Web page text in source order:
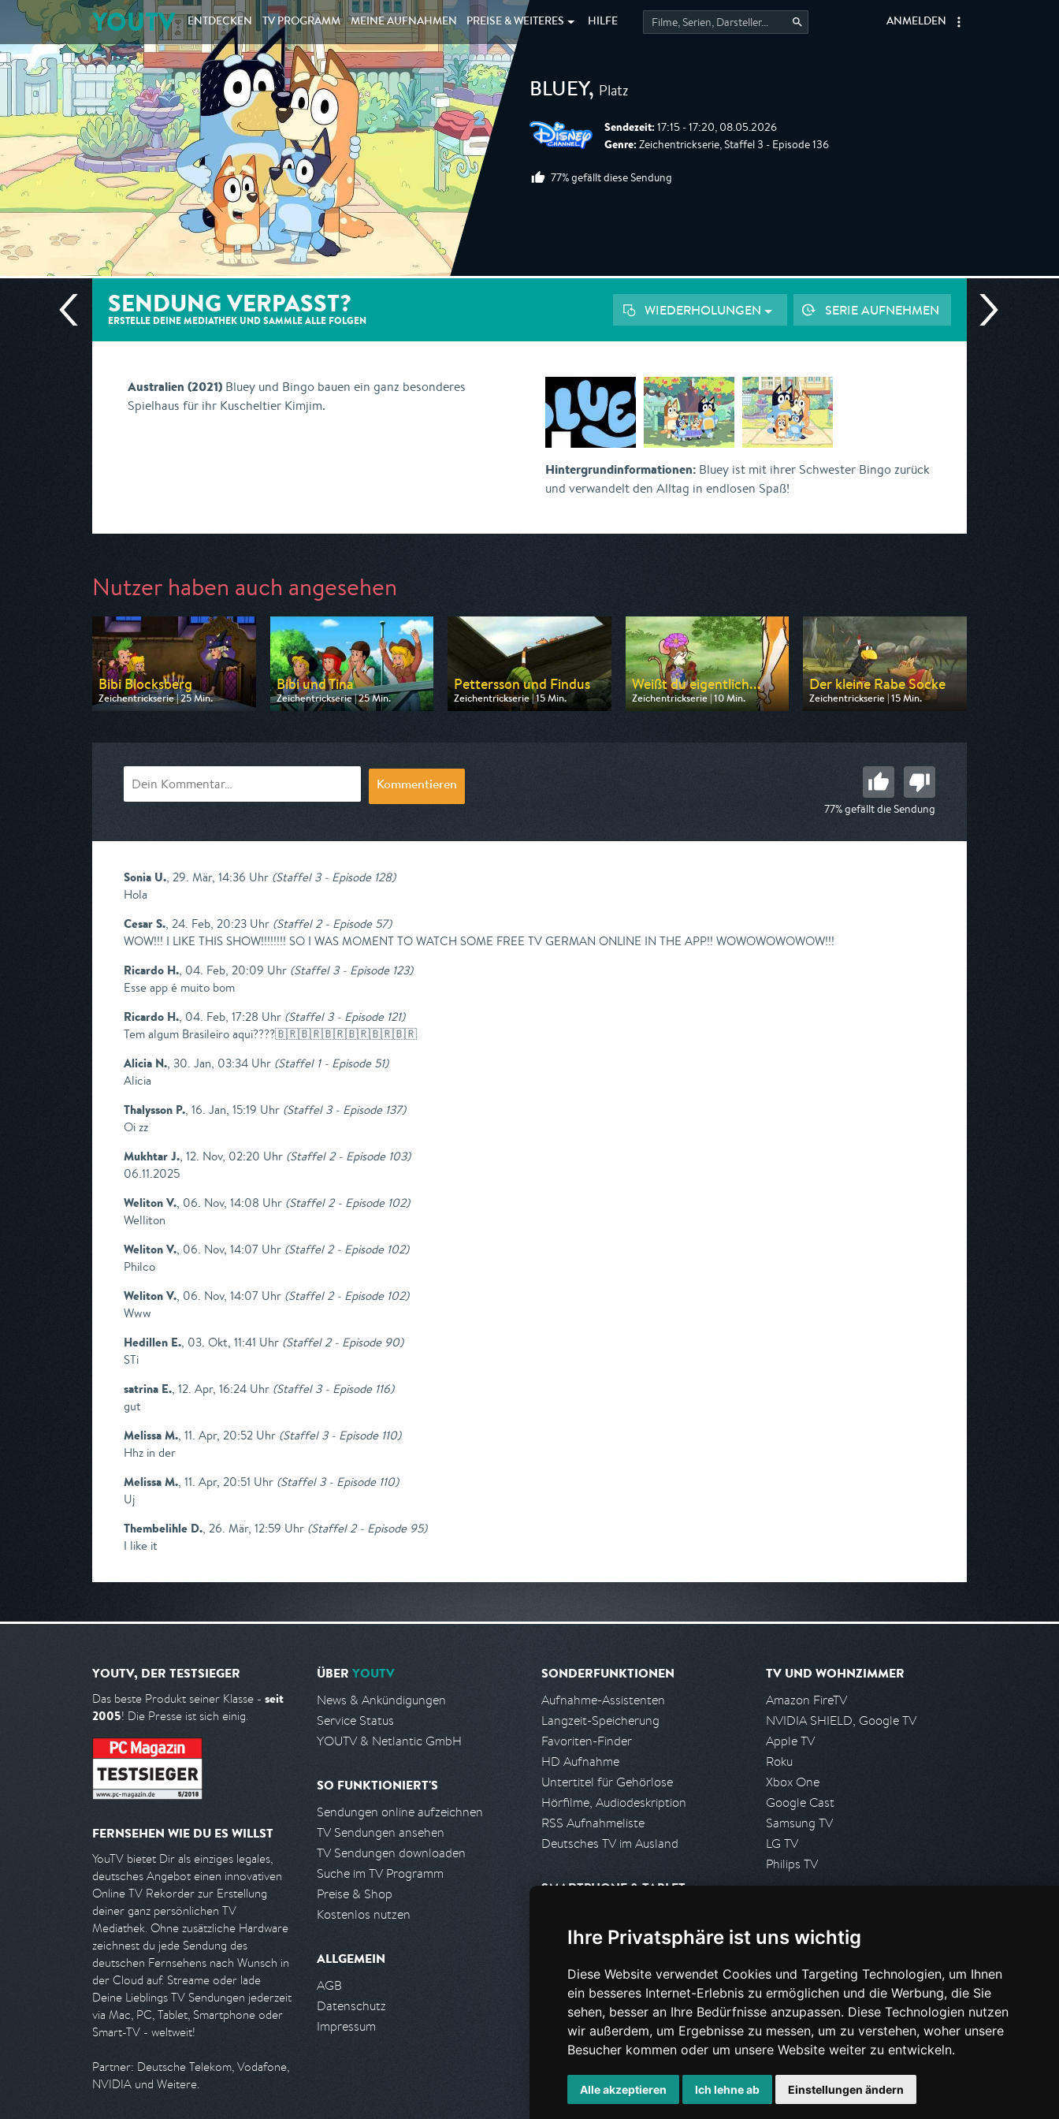
Ihre Privatsphäre ist uns wichtig
Diese Website verwendet Cookies und Targeting Technologien, um Ihnen
ein besseres Internet-Erlebnis zu ermöglichen und die Werbung, die Sie
sehen, besser an Ihre Bedürfnisse anzupassen. Diese Technologien nutzen
wir außerdem, um Ergebnisse zu messen, um zu verstehen, woher unsere
Besucher kommen oder um unsere Website weiter zu entwickeln.
Alle akzeptieren Ich lehne ab Einstellungen ändern
YOUTV ENTDECKEN TV PROGRAMM MEINEAUFNAHMEN PREISE & WEITERES HILFE ANMELDEN
BLUEY, Platz
Sendezeit: 17:15 - 17:20, 08.05.2026
Genre: Zeichentrickserie, Staffel 3 - Episode 136
77% gefällt diese Sendung
SENDUNG VERPASST?
ERSTELLE DEINE MEDIATHEK UND SAMMLE ALLE FOLGEN
SERIE AUFNEHMEN
WIEDERHOLUNGEN
Australien (2021) Bluey und Bingo bauen ein ganz besonderes
Spielhaus für ihr Kuscheltier Kimjim.
Hintergrundinformationen: Bluey ist mit ihrer Schwester Bingo zurück
und verwandelt den Alltag in endlosen Spaß!
Nutzer haben auch angesehen
Bibi Blocksberg
Zeichentrickserie | 25 Min.
Ausgestrahlt von ZDF
Bibi und Tina
Zeichentrickserie | 25 Min.
Ausgestrahlt von ZDF
Pettersson und Findus
Zeichentrickserie | 15 Min.
Ausgestrahlt von ZDF
Weißt du eigentlich...
Zeichentrickserie | 10 Min.
Ausgestrahlt von KiKA
Der kleine Rabe Socke
Zeichentrickserie | 15 Min.
Ausgestrahlt von KiKA
Kommentieren
77% gefällt die Sendung
Sonia U., 29. Mär, 14:36 Uhr (Staffel 3 - Episode 128)
Hola
Cesar S., 24. Feb, 20:23 Uhr (Staffel 2 - Episode 57)
WOW!!! I LIKE THIS SHOW!!!!!!!! SO I WAS MOMENT TO WATCH SOME FREE TV GERMAN ONLINE IN THE APP!! WOWOWOWOWOW!!!
Ricardo H., 04. Feb, 20:09 Uhr (Staffel 3 - Episode 123)
Esse app é muito bom
Ricardo H., 04. Feb, 17:28 Uhr (Staffel 3 - Episode 121)
Tem algum Brasileiro aqui????🇧🇷🇧🇷🇧🇷🇧🇷🇧🇷🇧🇷
Alicia N., 30. Jan, 03:34 Uhr (Staffel 1 - Episode 51)
Alicia
Thalysson P., 16. Jan, 15:19 Uhr (Staffel 3 - Episode 137)
Oi zz
Mukhtar J., 12. Nov, 02:20 Uhr (Staffel 2 - Episode 103)
06.11.2025
Weliton V., 06. Nov, 14:08 Uhr (Staffel 2 - Episode 102)
Welliton
Weliton V., 06. Nov, 14:07 Uhr (Staffel 2 - Episode 102)
Philco
Weliton V., 06. Nov, 14:07 Uhr (Staffel 2 - Episode 102)
Www
Hedillen E., 03. Okt, 11:41 Uhr (Staffel 2 - Episode 90)
STi
satrina E., 12. Apr, 16:24 Uhr (Staffel 3 - Episode 116)
gut
Melissa M., 11. Apr, 20:52 Uhr (Staffel 3 - Episode 110)
Hhz in der
Melissa M., 11. Apr, 20:51 Uhr (Staffel 3 - Episode 110)
Uj
Thembelihle D., 26. Mär, 12:59 Uhr (Staffel 2 - Episode 95)
I like it
YOUTV, DER TESTSIEGER
Das beste Produkt seiner Klasse - seit
2005! Die Presse ist sich einig.
FERNSEHEN WIE DU ES WILLST
YouTV bietet Dir als einziges legales,
deutsches Angebot einen innovativen
Online TV Rekorder zur Erstellung
deiner ganz persönlichen TV
Mediathek. Ohne zusätzliche Hardware
zeichnest du jede Sendung des
deutschen Fernsehens nach Wunsch in
der Cloud auf. Streame oder lade
Deine Lieblings TV Sendungen jederzeit
via Mac, PC, Tablet, Smartphone oder
Smart-TV - weltweit!
Partner: Deutsche Telekom, Vodafone,
NVIDIA und Weitere.
ÜBER YOUTV
News & Ankündigungen
Service Status
YOUTV & Netlantic GmbH
SO FUNKTIONIERT'S
Sendungen online aufzeichnen
TV Sendungen ansehen
TV Sendungen downloaden
Suche im TV Programm
Preise & Shop
Kostenlos nutzen
ALLGEMEIN
AGB
Datenschutz
Impressum
SONDERFUNKTIONEN
Aufnahme-Assistenten
Langzeit-Speicherung
Favoriten-Finder
HD Aufnahme
Untertitel für Gehörlose
Hörfilme, Audiodeskription
RSS Aufnahmeliste
Deutsches TV im Ausland
SMARTPHONE & TABLET
Android App
PARTNER
Partnerliste
Partner werden
TV UND WOHNZIMMER
Amazon FireTV
NVIDIA SHIELD, Google TV
Apple TV
Roku
Xbox One
Google Cast
Samsung TV
LG TV
Philips TV
Presseanfrage stellen
HILFE & SUPPORT
Häufig gestellte Fragen
Anfrage stellen